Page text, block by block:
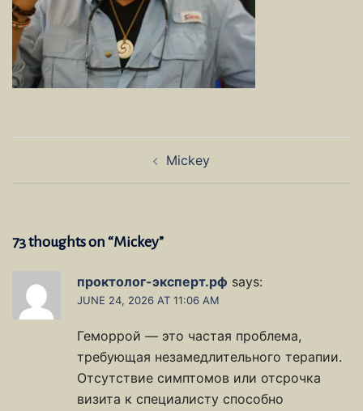
Mickey
73 thoughts on “Mickey”
проктолог-эксперт.рф says:
JUNE 24, 2026 AT 11:06 AM
Геморрой — это частая проблема,
требующая незамедлительного терапии.
Отсутствие симптомов или отсрочка
визита к специалисту способно